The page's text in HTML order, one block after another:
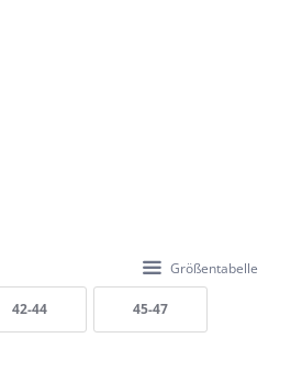
Größentabelle
42-44 45-47